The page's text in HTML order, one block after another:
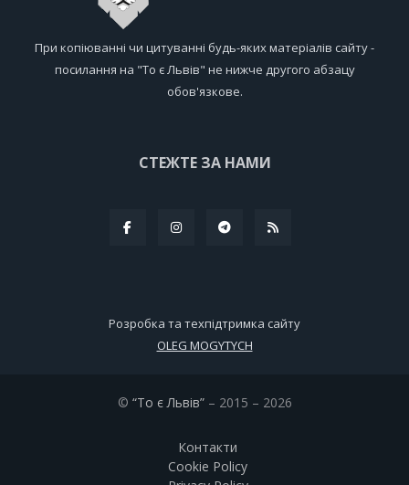
При копіюванні чи цитуванні будь-яких матеріалів сайту -
посилання на "То є Львів" не нижче другого абзацу
обов'язкове.
СТЕЖТЕ ЗА НАМИ
Розробка та техпідтримка сайту
OLEG MOGYTYCH
© “То є Львів”– 2015 – 2026
Контакти
Cookie Policy